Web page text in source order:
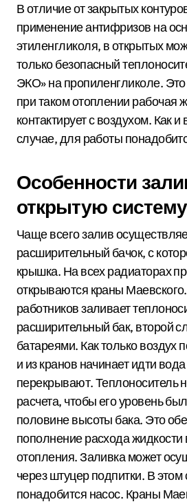
В отличие от закрытых
применение антифризов на
этиленгликоля, в открытых
только безопасный
ЭКО» на пропиленгликоле. Это
при таком отоплении рабочая
контактирует с воздухом. Как
случае, для работы
Особенности
открытую систему
Чаще всего залив
расширительный бачок, с
крышка. На всех радиаторах
открываются краны
работников заливает
расширительный бак, второй
батареями. Как только воздух
и из кранов начинает идти
перекрывают. Теплоноситель
расчета, чтобы его уровень
половине высоты бака. Это
пополнение расхода жидкости
отопления. Заливка может
через штуцер подпитки. В этом
понадобится насос. Краны